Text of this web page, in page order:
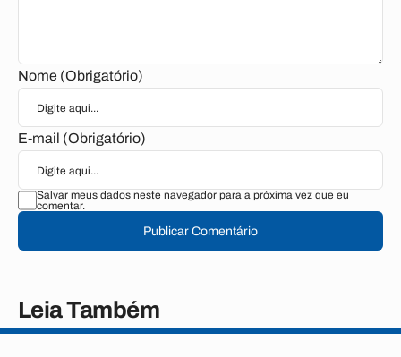
Nome (Obrigatório)
E-mail (Obrigatório)
Salvar meus dados neste navegador para a próxima vez que eu
comentar.
Publicar Comentário
Leia Também